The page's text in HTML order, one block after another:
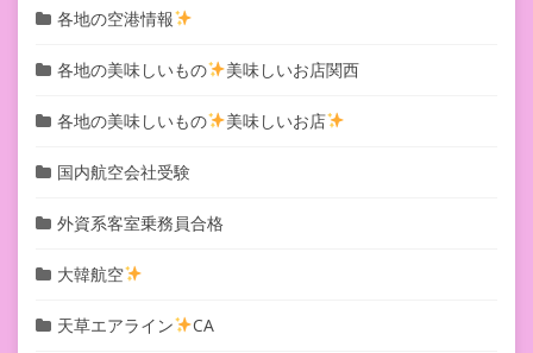
各地の空港情報
各地の美味しいもの 美味しいお店関西
各地の美味しいもの 美味しいお店
国内航空会社受験
外資系客室乗務員合格
大韓航空
天草エアライン CA